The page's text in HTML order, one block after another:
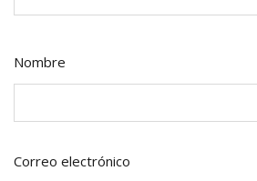
Nombre
Correo electrónico